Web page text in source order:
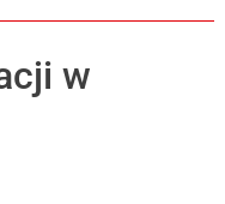
w